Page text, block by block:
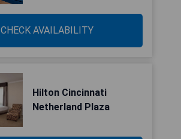
CHECK AVAILABILITY
Hilton Cincinnati
Netherland Plaza